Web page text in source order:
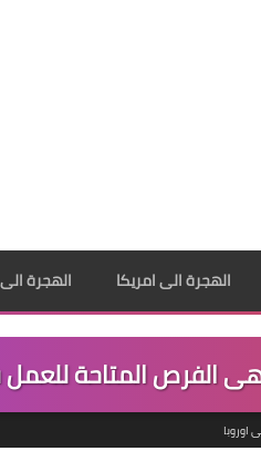
الهجرة الى امريكا الهجرة الى
الفرص المتاحة
اوروبا